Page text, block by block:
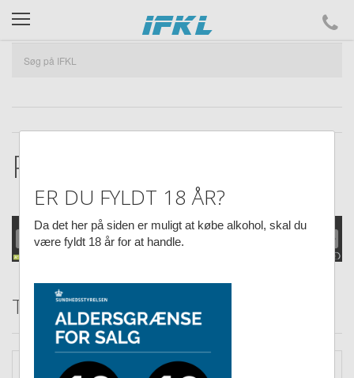
ifkl
Produktet findes ikke.
Tilbud hos IFKL
OUTLET
ER DU FYLDT 18 ÅR?
Da det her på siden er muligt at købe alkohol, skal du
være fyldt 18 år for at handle.